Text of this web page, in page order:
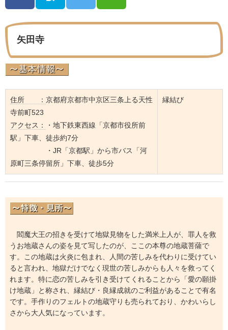
矢田寺
住所 ： 京都府京都市中京区三条上る天性
寺前町523
アクセス：
・地下鉄東西線「京都市役所前
駅」下車、徒歩約7分
・JR「京都駅」から市バス「河
原町三条停留所」下車、徒歩5分
縁結び
閻魔大王の招きを受けて地獄見物をした満米上人が、罪人を救
うお地蔵さんの姿を見て写したのが、ここの本尊の地蔵菩薩で
す。この地蔵は火炎に包まれ、人間の苦しみを代わりに受けてい
ると言われ、地獄だけでなく現世の苦しみからも人々を救ってく
れます。特に恋の苦しみを引き受けてくれることから「愛の願掛
け地蔵」と称され、縁結び・良縁成就のご利益があることで有名
です。手作りのフェルトの地蔵守りも売られており、かわいらし
さから大人気になっています。